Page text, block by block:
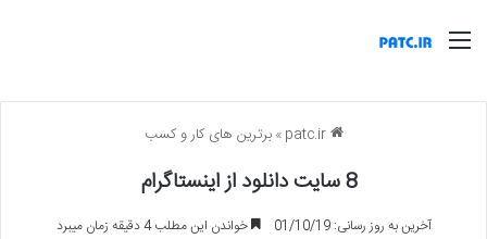
منو
patc.ir
» برترین های کار و کسب
8 سایت دانلود از اینستاگرام
آخرین به روز رسانی: 01/10/19 خواندن این مطلب 4 دقیقه زمان میبرد